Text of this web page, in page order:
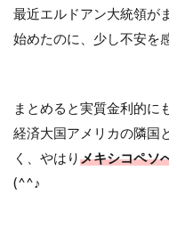
最近エルドアン大統領が
始めたのに、少し不安を
まとめると実質金利的に
経済大国アメリカの隣国
く、やはりメキシコペソ
(^^♪